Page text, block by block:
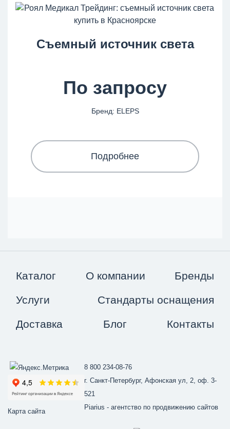
Съемный источник света
По запросу
Бренд: ELEPS
Подробнее
Каталог О компании Бренды
Услуги Стандарты оснащения
Доставка Блог Контакты
Карта сайта
8 800 234-08-76
г. Санкт-Петербург, Афонская ул, 2, оф. 3-
521
Piarius - агентство по продвижению сайтов